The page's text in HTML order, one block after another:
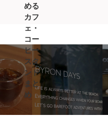
める
カフ
ェ・
コー
ヒー
スタ
ンド
まと
め